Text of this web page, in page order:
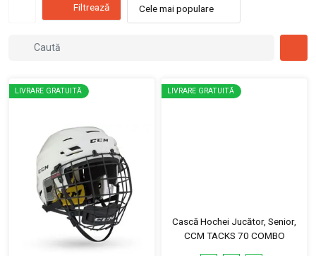
Filtrează Cele mai populare
LIVRARE GRATUITĂ LIVRARE GRATUITĂ
Cască Hochei Jucător, Senior,
CCM TACKS 70 COMBO